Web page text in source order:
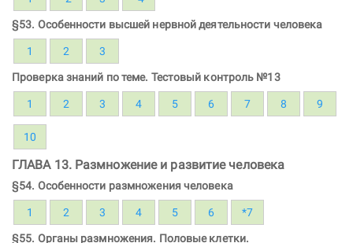
§53. Особенности высшей нервной деятельности человека
1 2 3
Проверка знаний по теме. Тестовый контроль №13
1 2 3 4 5 6 7 8 9
10
ГЛАВА 13. Размножение и развитие человека
§54. Особенности размножения человека
1 2 3 4 5 6 *7
§55. Органы размножения. Половые клетки.